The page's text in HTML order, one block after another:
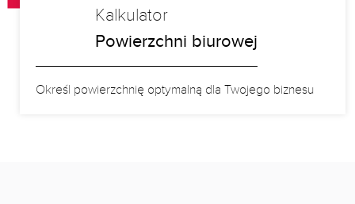
Kalkulator
Powierzchni biurowej
Określ powierzchnię optymalną dla Twojego biznesu